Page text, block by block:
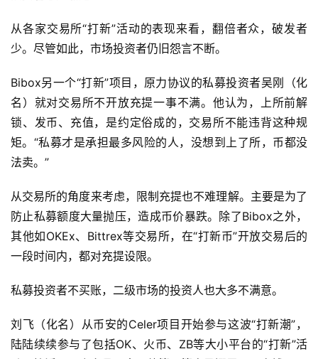
从各家交易所“打新”活动的表现来看，翻倍者众，破发者
少。尽管如此，市场投资者仍旧怨言不断。
Bibox另一个“打新”项目，原力协议的私募投资者吴刚（化
名）就对交易所不开放充提一事不满。他认为，上所前解
锁、发币、充值，是约定俗成的，交易所不能违背这种规
矩。“私募才是承担最多风险的人，没想到上了所，币都没
法卖。”
从交易所的角度来考虑，限制充提也不难理解。主要是为了
防止私募额度大量抛压，造成币价暴跌。除了Bibox之外，
其他如OKEx、Bittrex等交易所，在“打新币”开放交易后的
一段时间内，都对充提设限。
私募投资者不买账，二级市场的投资人也大多不满意。
刘飞（化名）从币安的Celer项目开始参与这波“打新潮”，
陆陆续续参与了包括OK、火币、ZB等大小平台的“打新”活